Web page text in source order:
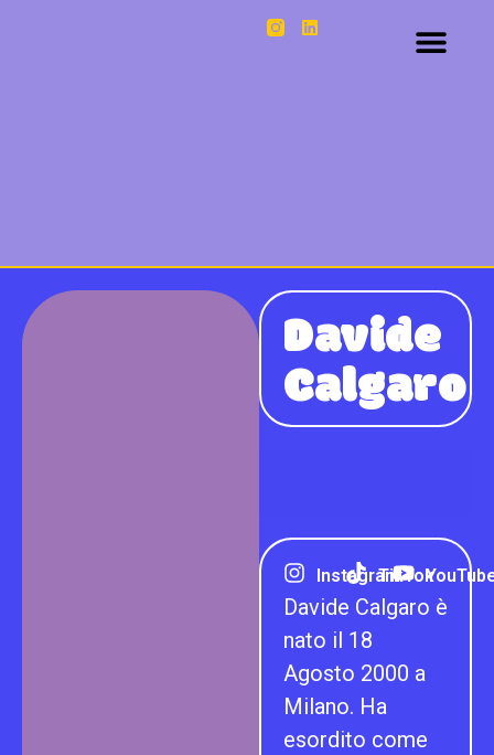
Davide
Calgaro
InstagramTikTok
Davide Calgaro è
nato il 18
Agosto 2000 a
Milano. Ha
esordito come